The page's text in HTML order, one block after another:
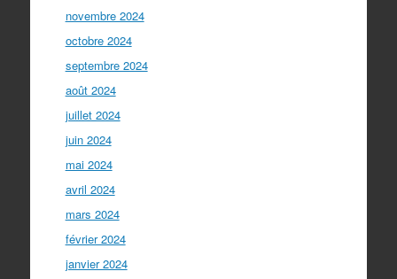
novembre 2024
octobre 2024
septembre 2024
août 2024
juillet 2024
juin 2024
mai 2024
avril 2024
mars 2024
février 2024
janvier 2024